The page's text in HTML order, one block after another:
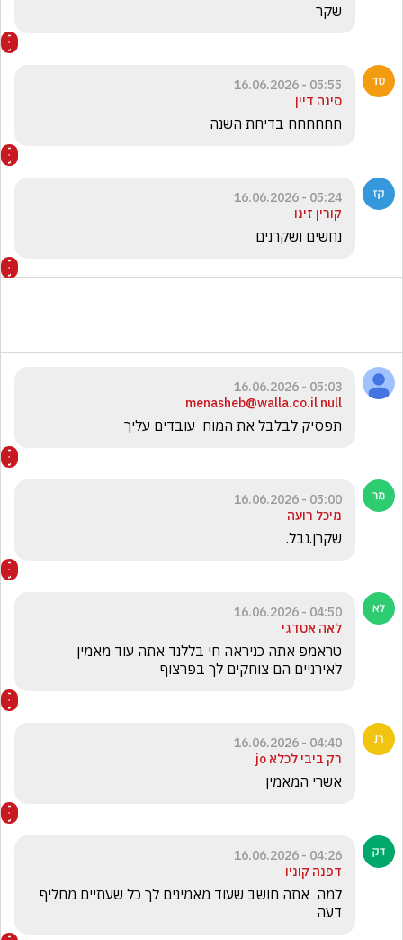
שקר
05:55 - 16.06.2026
סינה דיין
חחחחחח בדיחת השנה
05:24 - 16.06.2026
קורין זינו
נחשים ושקרנים
05:03 - 16.06.2026
menasheb@walla.co.il null
תפסיק לבלבל את המוח  עובדים עליך
05:00 - 16.06.2026
מיכל רועה
שקרן.נבל.
04:50 - 16.06.2026
לאה אטדגי
לאירניים הם צוחקים לך בפרצוף
04:40 - 16.06.2026
רק ביבי לכלא jo
אשרי המאמין
04:26 - 16.06.2026
דפנה קוניו
דעה